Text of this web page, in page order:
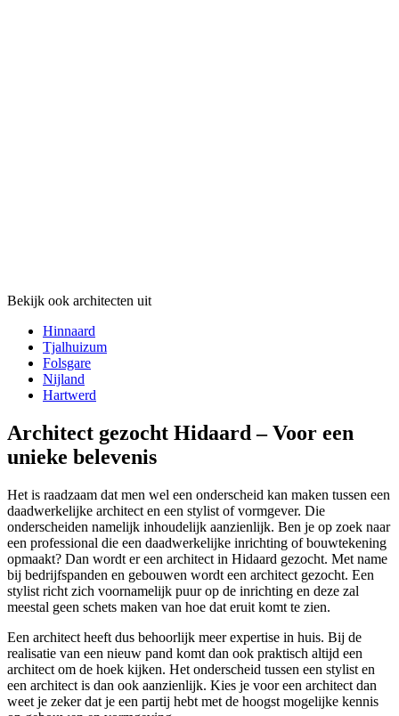
Bekijk ook architecten uit
Hinnaard
Tjalhuizum
Folsgare
Nijland
Hartwerd
Architect gezocht Hidaard – Voor een
unieke belevenis
Het is raadzaam dat men wel een onderscheid kan maken tussen een
daadwerkelijke architect en een stylist of vormgever. Die
onderscheiden namelijk inhoudelijk aanzienlijk. Ben je op zoek naar
een professional die een daadwerkelijke inrichting of bouwtekening
opmaakt? Dan wordt er een architect in Hidaard gezocht. Met name
bij bedrijfspanden en gebouwen wordt een architect gezocht. Een
stylist richt zich voornamelijk puur op de inrichting en deze zal
meestal geen schets maken van hoe dat eruit komt te zien.
Een architect heeft dus behoorlijk meer expertise in huis. Bij de
realisatie van een nieuw pand komt dan ook praktisch altijd een
architect om de hoek kijken. Het onderscheid tussen een stylist en
een architect is dan ook aanzienlijk. Kies je voor een architect dan
weet je zeker dat je een partij hebt met de hoogst mogelijke kennis